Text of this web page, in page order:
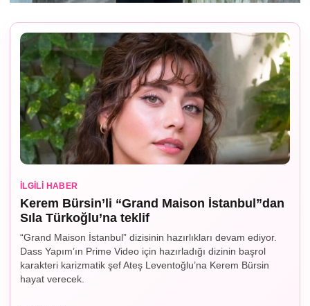
İLGILI HABER
Kerem Bürsin’li “Grand Maison İstanbul”dan
Sıla Türkoğlu’na teklif
“Grand Maison İstanbul” dizisinin hazırlıkları devam ediyor.
Dass Yapım’ın Prime Video için hazırladığı dizinin başrol
karakteri karizmatik şef Ateş Leventoğlu’na Kerem Bürsin
hayat verecek.